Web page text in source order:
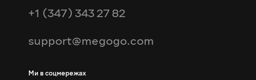
+1 (347) 343 27 82
support@megogo.com
Ми в соцмережах